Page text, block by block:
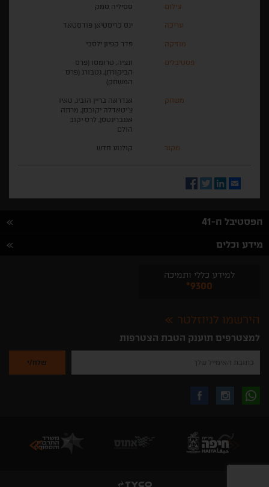
צילום ססיליה סמק
עריכה ינס כריסטיאן פודסטאד
מוזיקה פדר קפיון ילסבי
פסטיבלים
ונציה, טרומסו (פרס
הביקורת), גטבורג (פרס
המשחק)
משחק
אנדראה בריין הוביג, טאיו
צ'יטאדלה יקובסן, מרתה
אנגבריגטסן, לרס יקוב
הולם
מקור קולנוע חדש
Email
LinkedIn
Twitter
Facebook
הפסטיבל ה-41
מידע וכלים
למידע כללי ותמיכה
*9300
הירשמו לניוזלטר
למצטרפים תוענק הטבת הצטרפות
להזין
שלך
לקבלת
באינסטגרם
עקבו
בפייסבוק